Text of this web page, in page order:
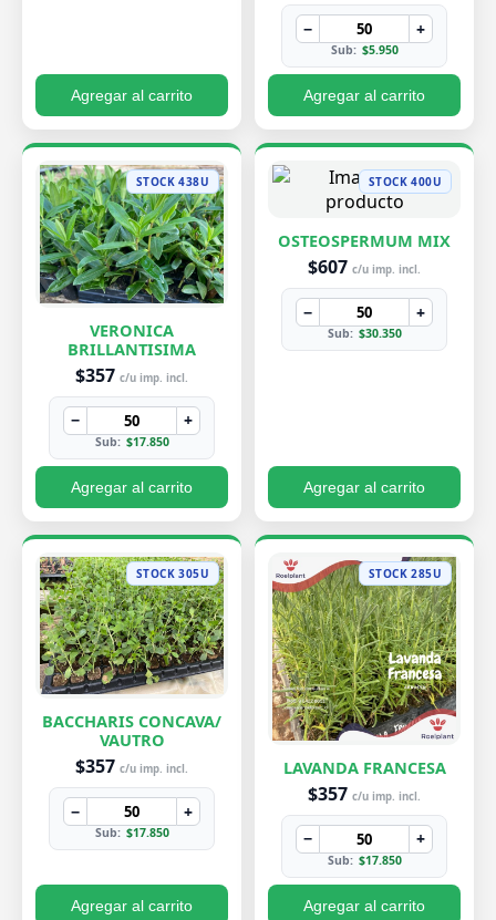
Agregar al carrito
− +
Sub: $5.950
Agregar al carrito
STOCK 438U
VERONICA
BRILLANTISIMA
$357 c/u imp. incl.
− +
Sub: $17.850
Agregar al carrito
STOCK 400U
OSTEOSPERMUM MIX
$607 c/u imp. incl.
− +
Sub: $30.350
Agregar al carrito
STOCK 305U
BACCHARIS CONCAVA/
VAUTRO
$357 c/u imp. incl.
− +
Sub: $17.850
Agregar al carrito
STOCK 285U
LAVANDA FRANCESA
$357 c/u imp. incl.
− +
Sub: $17.850
Agregar al carrito